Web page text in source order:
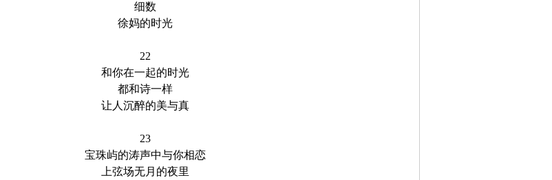
细数
徐妈的时光
22
和你在一起的时光
都和诗一样
让人沉醉的美与真
23
宝珠屿的涛声中与你相恋
上弦场无月的夜里